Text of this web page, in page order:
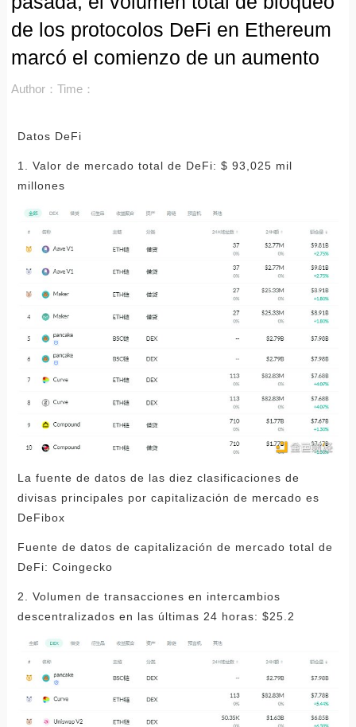
de los protocolos DeFi en Ethereum
marcó el comienzo de un aumento
Author： Time：
Datos DeFi
1. Valor de mercado total de DeFi: $ 93,025 mil
millones
La fuente de datos de las diez clasificaciones de
divisas principales por capitalización de mercado es
DeFibox
Fuente de datos de capitalización de mercado total de
DeFi: Coingecko
2. Volumen de transacciones en intercambios
descentralizados en las últimas 24 horas: $25.2